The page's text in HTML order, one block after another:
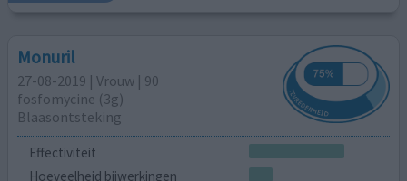
Monuril
27-08-2019 | Vrouw | 90
fosfomycine (3g)
Blaasontsteking
Effectiviteit
Hoeveelheid bijwerkingen